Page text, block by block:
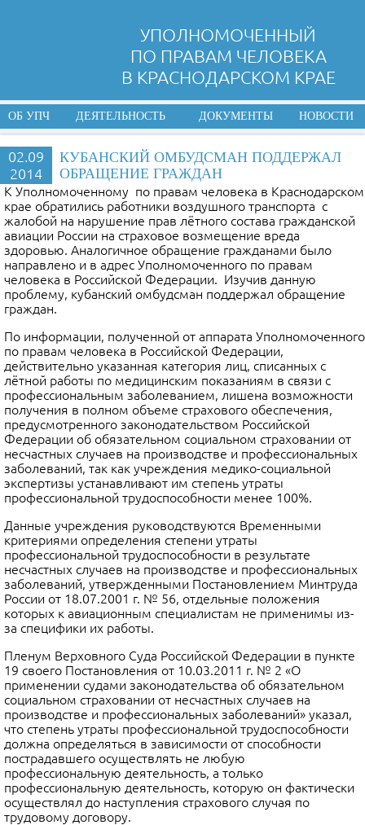
УПОЛНОМОЧЕННЫЙ
ПО ПРАВАМ ЧЕЛОВЕКА
В КРАСНОДАРСКОМ КРАЕ
ОБ УПЧ ДЕЯТЕЛЬНОСТЬ ДОКУМЕНТЫ НОВОСТИ
02.09
2014
КУБАНСКИЙ ОМБУДСМАН ПОДДЕРЖАЛ
ОБРАЩЕНИЕ ГРАЖДАН
К Уполномоченному по правам человека в Краснодарском
крае обратились работники воздушного транспорта с
жалобой на нарушение прав лётного состава гражданской
авиации России на страховое возмещение вреда
здоровью. Аналогичное обращение гражданами было
направлено и в адрес Уполномоченного по правам
человека в Российской Федерации. Изучив данную
проблему, кубанский омбудсман поддержал обращение
граждан.
По информации, полученной от аппарата Уполномоченного
по правам человека в Российской Федерации,
действительно указанная категория лиц, списанных с
лётной работы по медицинским показаниям в связи с
профессиональным заболеванием, лишена возможности
получения в полном объеме страхового обеспечения,
предусмот­ренного законодательством Российской
Федерации об обязательном социаль­ном страховании от
несчастных случаев на производстве и профессиональных
заболеваний, так как учреждения медико-социальной
экспертизы устанавлива­ют им степень утраты
профессиональной трудоспособности менее 100%.
Данные учреждения руководствуются Временными
критериями опре­деления степени утраты
профессиональной трудоспособности в результате
несчастных случаев на производстве и профессиональных
заболеваний, утвер­жденными Постановлением Минтруда
России от 18.07.2001 г. № 56, отдельные по­ложения
которых к авиационным специалистам не применимы из-
за специфи­ки их работы.
Пленум Верховного Суда Российской Федерации в пункте
19 своего По­становления от 10.03.2011 г. № 2 «О
применении судами законодательства об обяза­тельном
социальном страховании от несчастных случаев на
производстве и профессиональных заболеваний» указал,
что степень утраты профессиональной трудоспособности
должна определяться в зависимости от способности
постра­давшего осуществлять не любую
профессиональную деятельность, а только
профессиональную деятельность, которую он фактически
осуществлял до наступления страхового случая по
трудовому договору.